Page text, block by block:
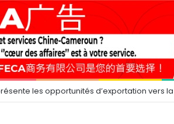
les opportunités d’exportation vers